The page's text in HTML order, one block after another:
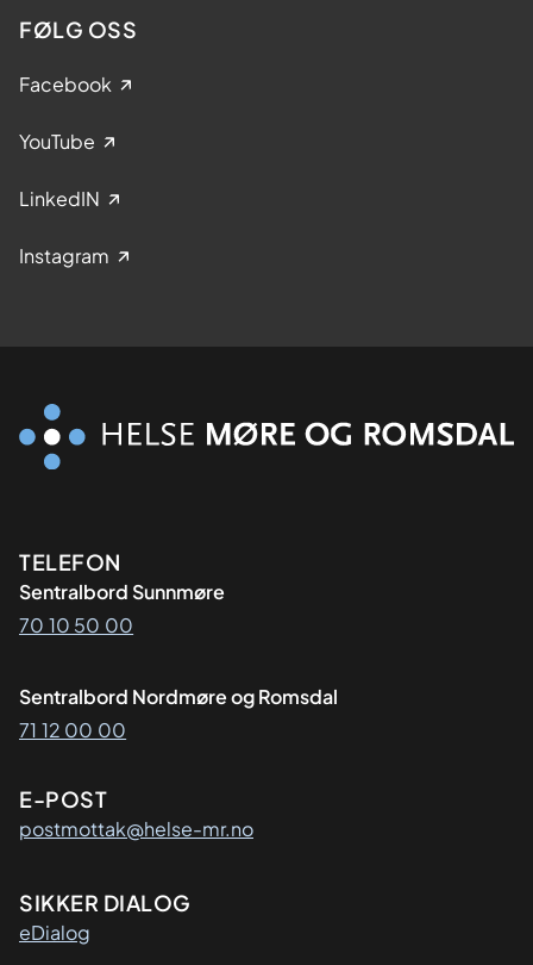
FØLG OSS
Facebook
YouTube
LinkedIN
Instagram
Kontaktinformasjon
TELEFON
Sentralbord Sunnmøre
70 10 50 00
Sentralbord Nordmøre og Romsdal
71 12 00 00
E-POST
postmottak@helse-mr.no
SIKKER DIALOG
eDialog